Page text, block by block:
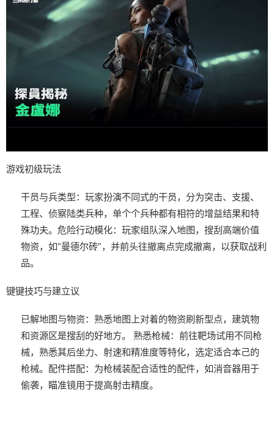
游戏初级玩法
干员与兵类型：玩家扮演不同式的干员，分为突击、支援、
工程、侦察陆类兵种，单个个兵种都有相符的增益结果和特
殊功夫。 危险行动模化：玩家组队深入地图，搜刮高端价值
物资，如“曼德尔砖”，并前头往撤离点完成撤离，以获取战利
品。
键键技巧与建立议
已解地图与物资：熟悉地图上对着的物资刷新型点，建筑物
和资源区是搜刮的好地方。
熟悉枪械：前往靶场试用不同枪
械，熟悉其后坐力、射速和精准度等特化，选定适合本己的
枪械。 配件搭配：为枪械装配合适性的配件，如消音器用于
偷袭，瞄准镜用于提高射击精度。